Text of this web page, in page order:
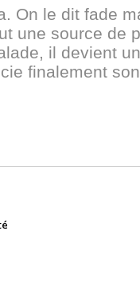
On le dit fade
une source de
il devient
finalement